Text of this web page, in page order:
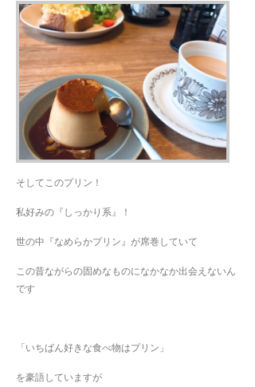
そしてこのプリン！
私好みの『しっかり系』！
世の中『なめらかプリン』が席巻していて
この昔ながらの固めなものになかなか出会えないん
です
「いちばん好きな食べ物はプリン」
を豪語していますが